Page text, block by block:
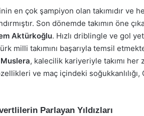
en çok şampiyon olan takımıdır ve
Son dönemde takımın öne
Aktürkoğlu. Hızlı driblingle ve gol
milli takımını başarıyla temsil
, kalecilik kariyeriyle takımı
ve maç içindeki soğukkanlılığı,
Parlayan Yıldızları